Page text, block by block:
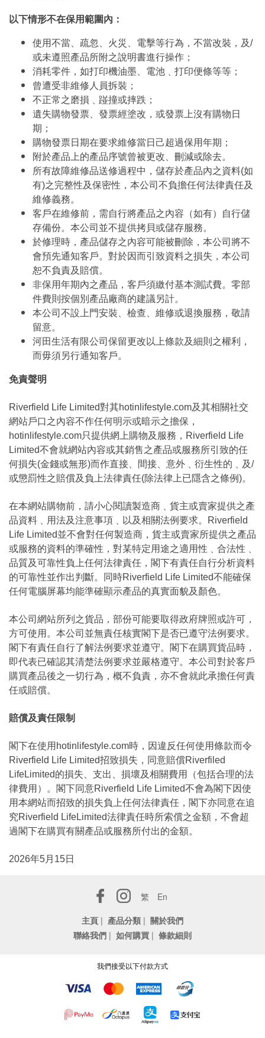
以下情形不在保用範圍內：
使用不當、疏忽、火災、電擊等行為，不當改裝，及/
或未遵照產品所附之說明書進行操作；
消耗零件，如打印機油墨、電池﹑打印便條等等；
曾遭受非維修人員拆裝；
不正常之磨損﹑踫撞或摔跌；
遺失購物發票、發票經塗改，或發票上沒有購物日
期；
購物發票日期在要求維修當日己超過保用年期；
附於產品上的產品序號曾被更改、刪減或除去。
所有故障維修品送修過程中，儲存於產品內之資料(如
有)之完整性及保密性，本公司不負擔任何法律責任及
維修義務。
客戶在維修前，需自行將產品之內容（如有）自行儲
存備份。本公司並不提供拷貝或儲存服務。
於修理時，產品儲存之內容可能被刪除，本公司將不
會預先通知客戶。對於因而引致資料之損失，本公司
恕不負責及賠償。
非保用年期內之產品，客戶須繳付基本測試費。零部
件費則按個別產品廠商的建議另計。
本公司不設上門安裝、檢查、維修或退換服務，敬請
留意。
河田生活有限公司保留更改以上條款及細則之權利，
而毋須另行通知客戶。
免責聲明
Riverfield Life Limited對其hotinlifestyle.com及其相關社交
網站戶口之內容不作任何明示或暗示之擔保，
hotinlifestyle.com只提供網上購物及服務，Riverfield Life
Limited不會就網站內容或其銷售之產品或服務所引致的任
何損失(金錢或無形)而作直接、間接、意外﹑衍生性的﹑及/
或懲罰性之賠償及負上法律責任(除法律上已隱含之條例)。
在本網站購物前，請小心閱讀製造商﹑貨主或賣家提供之產
品資料﹑用法及注意事項﹑以及相關法例要求。Riverfield
Life Limited並不會對任何製造商，貨主或賣家所提供之產品
或服務的資料的準確性，對某特定用途之適用性﹑合法性﹑
品質及可靠性負上任何法律責任，閣下有責任自行分析資料
的可靠性並作出判斷。同時Riverfield Life Limited不能確保
任何電腦屏幕均能準確顯示產品的真實面貌及顏色。
本公司網站所列之貨品，部份可能要取得政府牌照或許可，
方可使用。本公司並無責任核實閣下是否已遵守法例要求。
閣下有責任自行了解法例要求並遵守。閣下在購買貨品時，
即代表已確認其清楚法例要求並嚴格遵守。本公司對於客戶
購買產品後之一切行為，概不負責，亦不會就此承擔任何責
任或賠償。
賠償及責任限制
閣下在使用hotinlifestyle.com時，因違反任何使用條款而令
Riverfield Life Limited招致損失，同意賠償Riverfiled
LifeLimited的損失、支出、損壞及相關費用（包括合理的法
律費用）。閣下同意Riverfield Life Limited不會為閣下因使
用本網站而招致的損失負上任何法律責任，閣下亦同意在追
究Riverfield LifeLimited法律責任時所索償之金額，不會超
過閣下在購買有關產品或服務所付出的金額。
2026年5月15日
繁
En
主頁 | 產品分類 | 關於我們
聯絡我們 | 如何購買 | 條款細則
我們接受以下付款方式